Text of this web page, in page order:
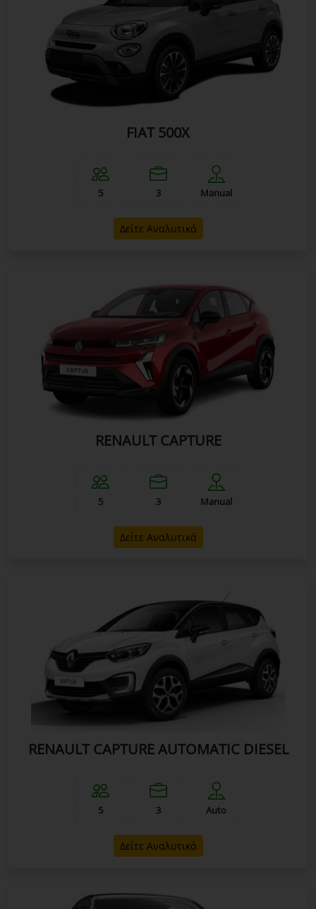
FIAT 500X
5 3 Manual
Δείτε Αναλυτικά
RENAULT CAPTURE
5 3 Manual
Δείτε Αναλυτικά
RENAULT CAPTURE AUTOMATIC DIESEL
5 3 Auto
Δείτε Αναλυτικά